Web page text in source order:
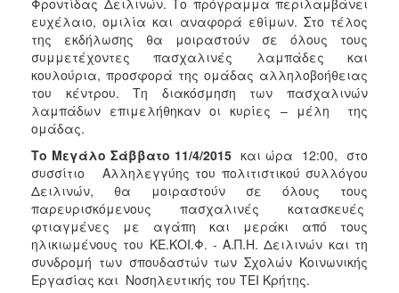
Κέντρα
Ημερήσιας
Φροντίδας
Ηλικιωμένων
(Κ.Η.Φ.Η.)
Κ.Δ.Α.Π.Α.μεΑ.
Αδειοδότηση
&
Έλεγχος
Βρεφονηπιακών
Σταθμών
Δημοτικό
Ιατρείο
Ξενώνας
ευχέλαιο, ομιλία και αναφορά εθίμων. Στο τέλος
της εκδήλωσης θα μοιραστούν σε όλους τους
συμμετέχοντες πασχαλινές λαμπάδες και
κουλούρια, προσφορά της ομάδας αλληλοβοήθειας
του κέντρου. Τη διακόσμηση των πασχαλινών
λαμπάδων επιμελήθηκαν οι κυρίες – μέλη της
ομάδας.
Το Μεγάλο Σάββατο 11/4/2015 και ώρα 12:00, στο
συσσίτιο Αλληλεγγύης του πολιτιστικού συλλόγου
Δειλινών, θα μοιραστούν σε όλους τους
παρευρισκόμενους πασχαλινές κατασκευές
φτιαγμένες με αγάπη και μεράκι από τους
ηλικιωμένους του ΚΕ.ΚΟΙ.Φ. - Α.Π.Η. Δειλινών και τη
συνδρομή των σπουδαστών των Σχολών Κοινωνικής
Εργασίας και Νοσηλευτικής του ΤΕΙ Κρήτης.